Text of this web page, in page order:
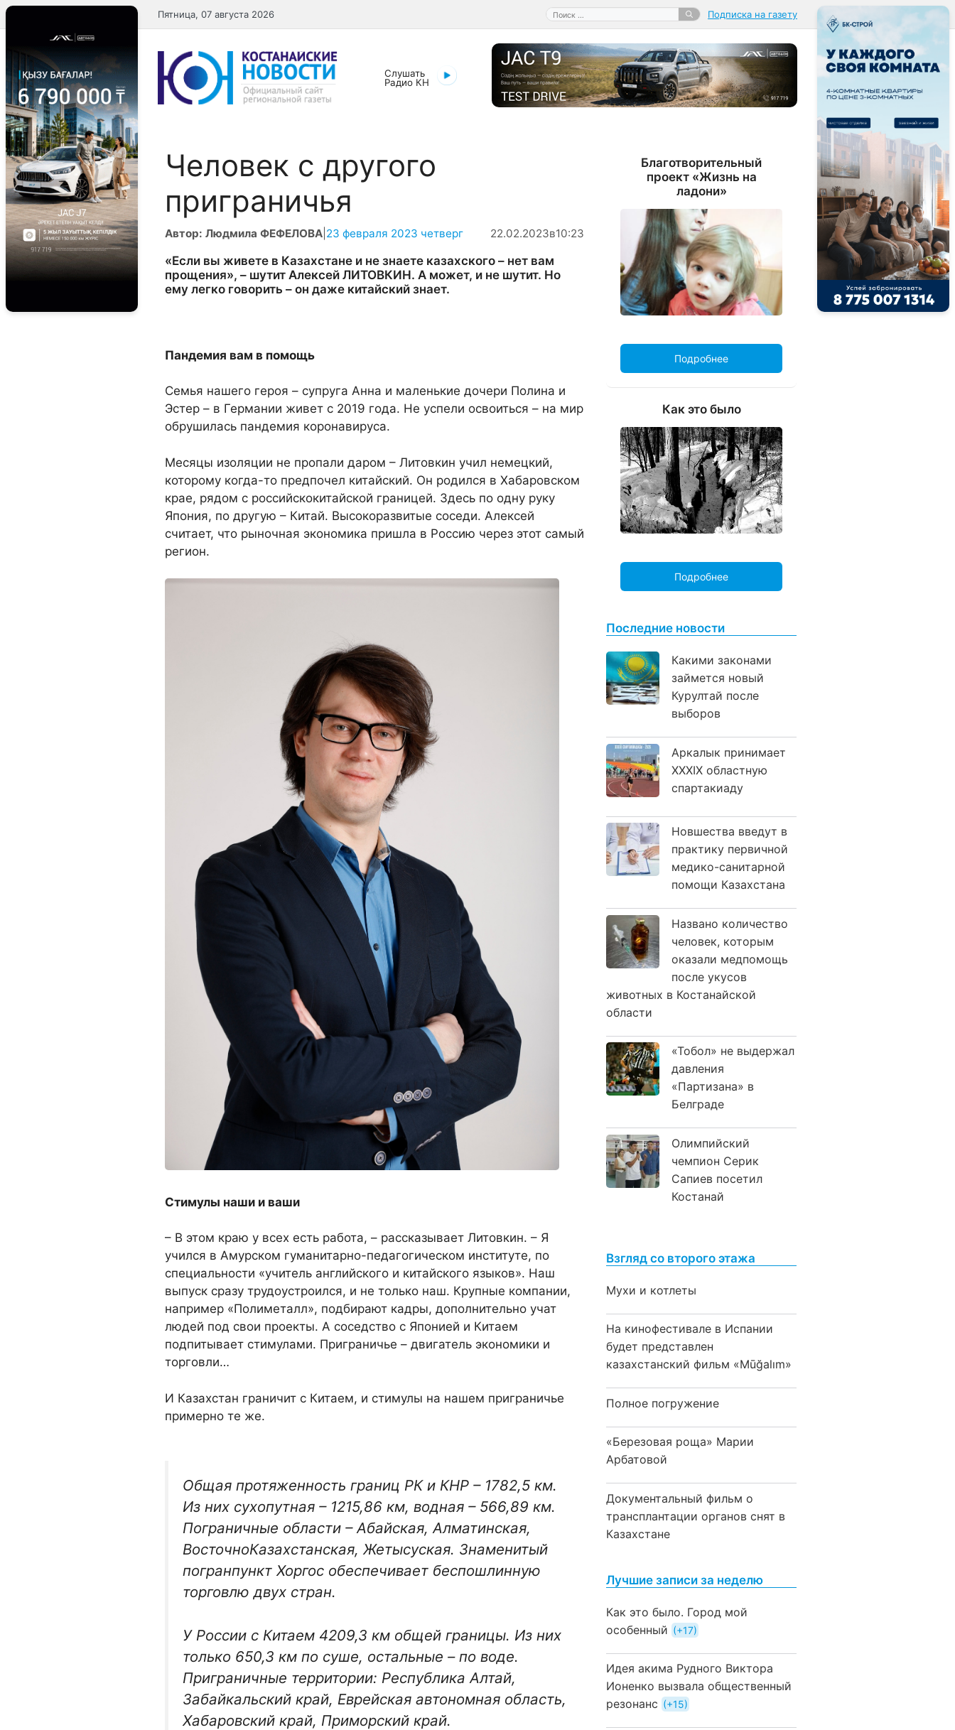
Перейти
к
содержимому
Поиск:
Пятница, 07 августа 2026 Подписка на газету
Слушать
Радио КН
Человек с другого
приграничья
Автор: Людмила ФЕФЕЛОВА 23 февраля 2023 четверг 22.02.2023в10:23
«Если вы живете в Казахстане и не знаете казахского – нет вам
прощения», – шутит Алексей ЛИТОВКИН. А может, и не шутит. Но
ему легко говорить – он даже китайский знает.
Пандемия вам в помощь
Семья нашего героя – супруга Анна и маленькие дочери Полина и
Эстер – в Германии живет с 2019 года. Не успели освоиться – на мир
обрушилась пандемия коронавируса.
Месяцы изоляции не пропали даром – Литовкин учил немецкий,
которому когда-то предпочел китайский. Он родился в Хабаровском
крае, рядом с российскокитайской границей. Здесь по одну руку
Япония, по другую – Китай. Высокоразвитые соседи. Алексей
считает, что рыночная экономика пришла в Россию через этот самый
регион.
Стимулы наши и ваши
– В этом краю у всех есть работа, – рассказывает Литовкин. – Я
учился в Амурском гуманитарно-педагогическом институте, по
специальности «учитель английского и китайского языков». Наш
выпуск сразу трудоустроился, и не только наш. Крупные компании,
например «Полиметалл», подбирают кадры, дополнительно учат
людей под свои проекты. А соседство с Японией и Китаем
подпитывает стимулами. Приграничье – двигатель экономики и
торговли…
И Казахстан граничит с Китаем, и стимулы на нашем приграничье
примерно те же.
Общая протяженность границ РК и КНР – 1782,5 км.
Из них сухопутная – 1215,86 км, водная – 566,89 км.
Пограничные области – Абайская, Алматинская,
ВосточноКазахстанская, Жетысуская. Знаменитый
погранпункт Хоргос обеспечивает беспошлинную
торговлю двух стран.
У России с Китаем 4209,3 км общей границы. Из них
только 650,3 км по суше, остальные – по воде.
Приграничные территории: Республика Алтай,
Забайкальский край, Еврейская автономная область,
Хабаровский край, Приморский край.
Благотворительный
проект «Жизнь на
ладони»
Подробнее
Как это было
Подробнее
Последние новости
Какими законами
займется новый
Курултай после
выборов
Аркалык принимает
XXXIX областную
спартакиаду
Новшества введут в
практику первичной
медико-санитарной
помощи Казахстана
Названо количество
человек, которым
оказали медпомощь
после укусов
животных в Костанайской
области
«Тобол» не выдержал
давления
«Партизана» в
Белграде
Олимпийский
чемпион Серик
Сапиев посетил
Костанай
Взгляд со второго этажа
Мухи и котлеты
На кинофестивале в Испании
будет представлен
казахстанский фильм «Mūğalım»
Полное погружение
«Березовая роща» Марии
Арбатовой
Документальный фильм о
трансплантации органов снят в
Казахстане
Лучшие записи за неделю
Как это было. Город мой
особенный
+17
Идея акима Рудного Виктора
Ионенко вызвала общественный
резонанс
+15